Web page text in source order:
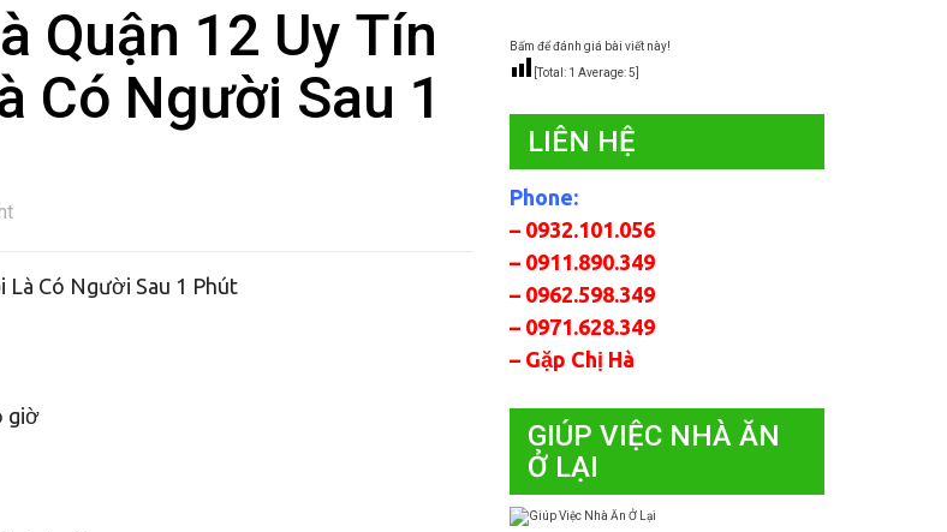
Quận 12 Uy Tín
Có Người Sau 1
Là Có Người Sau 1 Phút
giờ
Bấm để đánh giá bài viết này!
[Total: 1 Average:5
LIÊN HỆ
Phone:
– 0932.101.056
– 0911.890.349
– 0962.598.349
– 0971.628.349
– Gặp Chị Hà
GIÚP VIỆC NHÀ ĂN
Ở LẠI